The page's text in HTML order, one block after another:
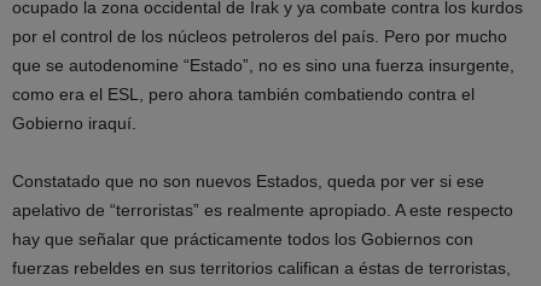
ocupado la zona occidental de Irak y ya combate contra los kurdos
por el control de los núcleos petroleros del país. Pero por mucho
que se autodenomine “Estado”, no es sino una fuerza insurgente,
como era el ESL, pero ahora también combatiendo contra el
Gobierno iraquí.
Constatado que no son nuevos Estados, queda por ver si ese
apelativo de “terroristas” es realmente apropiado. A este respecto
hay que señalar que prácticamente todos los Gobiernos con
fuerzas rebeldes en sus territorios califican a éstas de terroristas,